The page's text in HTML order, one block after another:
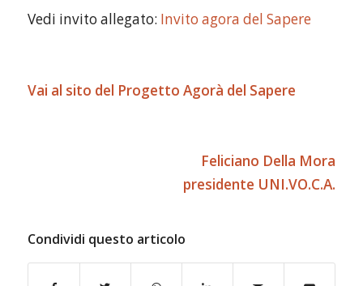
Vedi invito allegato: Invito agora del Sapere
Vai al sito del Progetto Agorà del Sapere
Feliciano Della Mora
presidente UNI.VO.C.A.
Condividi questo articolo